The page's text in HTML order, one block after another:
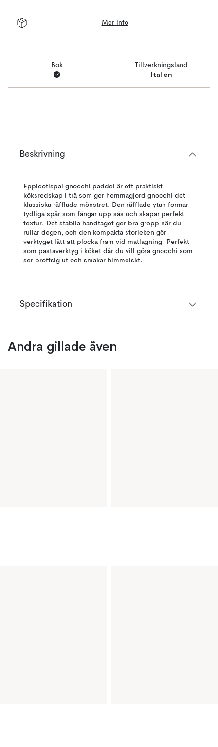
Mer info
Bok Tillverkningsland
Italien
Beskrivning
Eppicotispai gnocchi paddel är ett praktiskt
köksredskap i trä som ger hemmagjord gnocchi det
klassiska räfflade mönstret. Den räfflade ytan formar
tydliga spår som fångar upp sås och skapar perfekt
textur. Det stabila handtaget ger bra grepp när du
rullar degen, och den kompakta storleken gör
verktyget lätt att plocka fram vid matlagning. Perfekt
som pastaverktyg i köket där du vill göra gnocchi som
ser proffsig ut och smakar himmelskt.
Specifikation
Andra gillade även